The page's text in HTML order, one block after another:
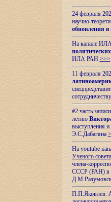
24 февраля
научно-
обновления в
На канале
ИЛА РАН >>>
11 февраля
#2 часть
летию
выступления
Э.С.Дабагяна
На youtube
Ученого
члена-
СССР (РАН) в
П.П.Яковлев.